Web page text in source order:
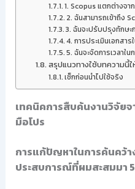
1. Scopus แตกต่างจา
2. ฉันสามารถเข้าถึง
3. ฉันจะปรับปรุงทักษะ
4. การประเมินเอกสา
5. ฉันจะจัดการเวลาใน
สรุปแนวทางใช้บทความนี้
เช็กก่อนนำไปใช้จริง
เทคนิคการสืบค้นงานวิจัย
มือโปร
การแก้ปัญหาในการค้นคว้า
ประสบการณ์ที่ผมสะสมมา